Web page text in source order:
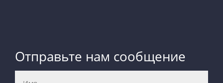
Отправьте нам сообщение